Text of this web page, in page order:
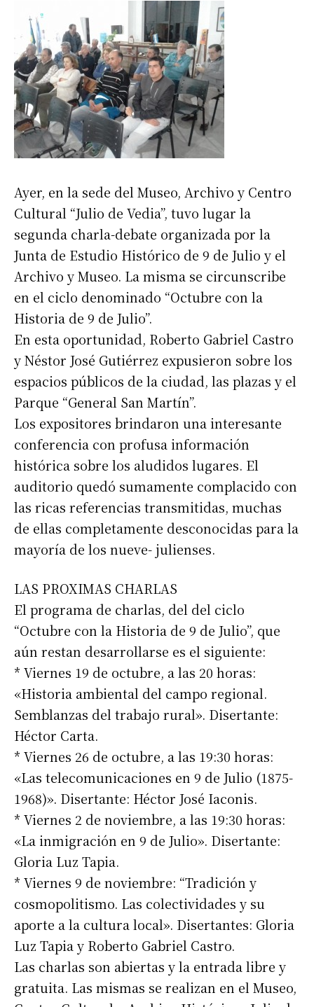
Ayer, en la sede del Museo, Archivo y Centro
Cultural “Julio de Vedia”, tuvo lugar la
segunda charla-debate organizada por la
Junta de Estudio Histórico de 9 de Julio y el
Archivo y Museo. La misma se circunscribe
en el ciclo denominado “Octubre con la
Historia de 9 de Julio”.
En esta oportunidad, Roberto Gabriel Castro
y Néstor José Gutiérrez expusieron sobre los
espacios públicos de la ciudad, las plazas y el
Parque “General San Martín”.
Los expositores brindaron una interesante
conferencia con profusa información
histórica sobre los aludidos lugares. El
auditorio quedó sumamente complacido con
las ricas referencias transmitidas, muchas
de ellas completamente desconocidas para la
mayoría de los nueve- julienses.
LAS PROXIMAS CHARLAS
El programa de charlas, del del ciclo
“Octubre con la Historia de 9 de Julio”, que
aún restan desarrollarse es el siguiente:
* Viernes 19 de octubre, a las 20 horas:
«Historia ambiental del campo regional.
Semblanzas del trabajo rural». Disertante:
Héctor Carta.
* Viernes 26 de octubre, a las 19:30 horas:
«Las telecomunicaciones en 9 de Julio (1875-
1968)». Disertante: Héctor José Iaconis.
* Viernes 2 de noviembre, a las 19:30 horas:
«La inmigración en 9 de Julio». Disertante:
Gloria Luz Tapia.
* Viernes 9 de noviembre: “Tradición y
cosmopolitismo. Las colectividades y su
aporte a la cultura local». Disertantes: Gloria
Luz Tapia y Roberto Gabriel Castro.
Las charlas son abiertas y la entrada libre y
gratuita. Las mismas se realizan en el Museo,